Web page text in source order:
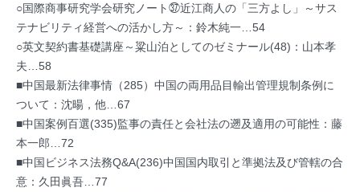
○国際商事研究学会研究ノート㊲近江商人の「三方よし」～サス
テナビリティ経営への活かし方～：鈴木純一…54
○英文契約書基礎講座～粱山泊としてのゼミナール(48)：山本孝
夫…58
■中国最新法律事情（285）中国の両用品目輸出管理規制条例に
ついて：沈暘，他…67
■中国案例百選(335)監事の責任と会社法の遡及適用の可能性：藤
本一郎…72
■中国ビジネス法務Q&A(236)中国国内取引と準拠法及び管轄の合
意：久田眞吾…77